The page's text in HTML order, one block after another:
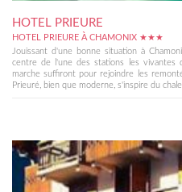
HOTEL PRIEURE
HOTEL PRIEURE À CHAMONIX ★★★
Jouissant d'une bonne situation à
centre de l'une des stations les vivantes
marche suffiront pour rejoindre les
Prieuré, bien que moderne, s'inspire du